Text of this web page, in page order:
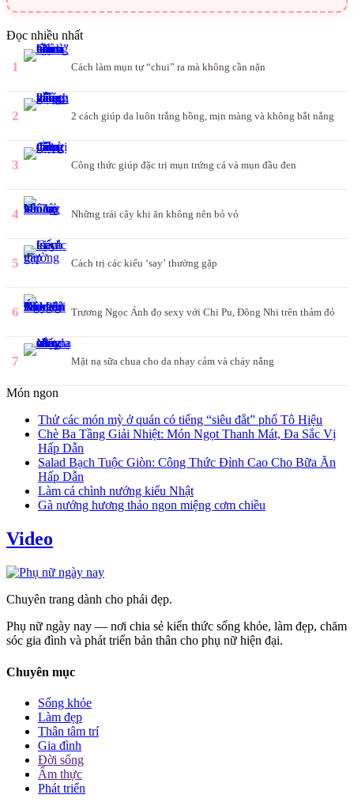
Đọc nhiều nhất
1 Cách làm mụn tự “chui” ra mà không cần nặn
2 2 cách giúp da luôn trắng hồng, mịn màng và không bắt nắng
3 Công thức giúp đặc trị mụn trứng cá và mụn đầu đen
4 Những trái cây khi ăn không nên bỏ vỏ
5 Cách trị các kiểu ‘say’ thường gặp
6 Trương Ngọc Ánh đọ sexy với Chi Pu, Đông Nhi trên thảm đỏ
7 Mặt nạ sữa chua cho da nhạy cảm và cháy nắng
Món ngon
Thử các món mỳ ở quán có tiếng “siêu đắt” phố Tô Hiệu
Chè Ba Tầng Giải Nhiệt: Món Ngọt Thanh Mát, Đa Sắc Vị
Hấp Dẫn
Salad Bạch Tuộc Giòn: Công Thức Đỉnh Cao Cho Bữa Ăn
Hấp Dẫn
Làm cá chình nướng kiểu Nhật
Gà nướng hương thảo ngon miệng cơm chiều
Video
Chuyên trang dành cho phái đẹp.
Phụ nữ ngày nay — nơi chia sẻ kiến thức sống khỏe, làm đẹp, chăm
sóc gia đình và phát triển bản thân cho phụ nữ hiện đại.
Chuyên mục
Sống khỏe
Làm đẹp
Thân tâm trí
Gia đình
Đời sống
Ẩm thực
Phát triển